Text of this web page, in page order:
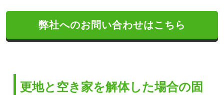
弊社へのお問い合わせはこちら
更地と空き家を解体した場合の固